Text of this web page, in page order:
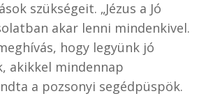
szükségeit. „Jézus a Jó
akar lenni mindenkivel.
hogy legyünk jó
akikkel mindennap
a pozsonyi segédpüspök.